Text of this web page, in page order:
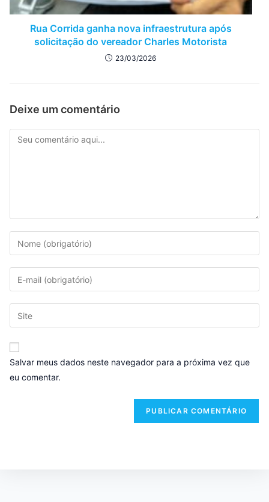
Rua Corrida ganha nova infraestrutura após
solicitação do vereador Charles Motorista
23/03/2026
Deixe um comentário
Salvar meus dados neste navegador para a próxima vez que
eu comentar.